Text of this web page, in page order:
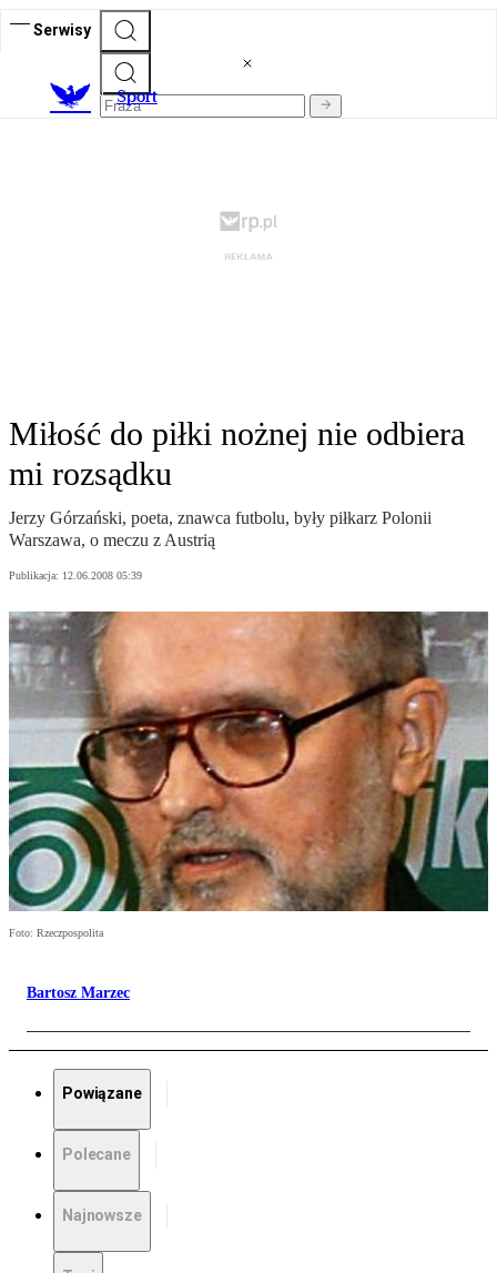
Serwisy
Sport
Miłość do piłki nożnej nie odbiera
mi rozsądku
Jerzy Górzański, poeta, znawca futbolu, były piłkarz Polonii
Warszawa, o meczu z Austrią
Publikacja: 12.06.2008 05:39
Foto: Rzeczpospolita
Bartosz Marzec
Powiązane
Polecane
Najnowsze